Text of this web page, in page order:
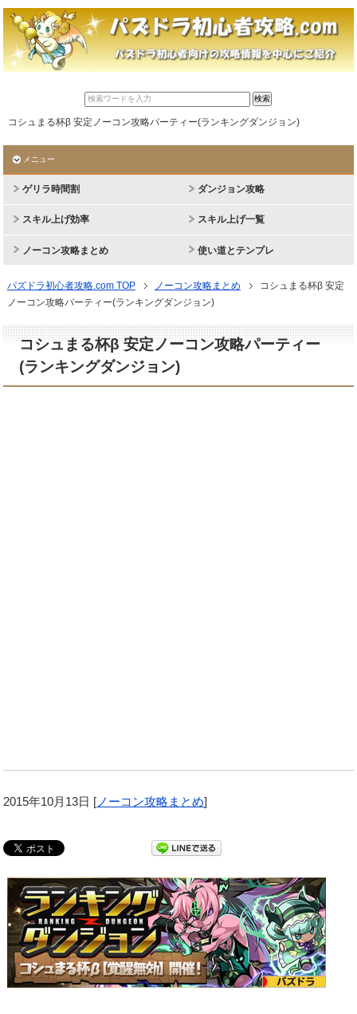
コシュまる杯β 安定ノーコン攻略パーティー(ランキングダンジョン)
メニュー
ゲリラ時間割 ダンジョン攻略
スキル上げ効率 スキル上げ一覧
ノーコン攻略まとめ 使い道とテンプレ
パズドラ初心者攻略.com TOP ノーコン攻略まとめ
コシュまる杯β 安定
ノーコン攻略パーティー(ランキングダンジョン)
コシュまる杯β 安定ノーコン攻略パーティー
(ランキングダンジョン)
2015年10月13日 [ ノーコン攻略まとめ]